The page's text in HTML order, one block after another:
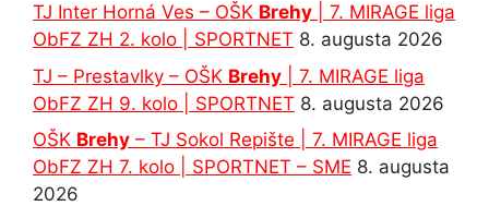
TJ Inter Horná Ves – OŠK Brehy | 7. MIRAGE liga
ObFZ ZH 2. kolo | SPORTNET 8. augusta 2026
TJ – Prestavlky – OŠK Brehy | 7. MIRAGE liga
ObFZ ZH 9. kolo | SPORTNET 8. augusta 2026
OŠK Brehy – TJ Sokol Repište | 7. MIRAGE liga
ObFZ ZH 7. kolo | SPORTNET – SME 8. augusta
2026